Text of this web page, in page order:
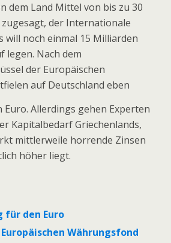
dem Land Mittel von bis zu 30
der Internationale
will noch einmal 15 Milliarden
legen. Nach dem
der Europäischen
auf Deutschland eben
Euro. Allerdings gehen Experten
Kapitalbedarf Griechenlands,
mittlerweile horrende Zinsen
höher liegt.
für den Euro
Währungsfond